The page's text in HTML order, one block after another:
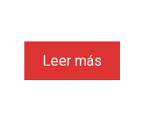
Leer más